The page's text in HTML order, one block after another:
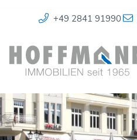
+49 2841 91990